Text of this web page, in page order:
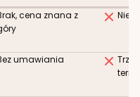
cena znana z
umawiania